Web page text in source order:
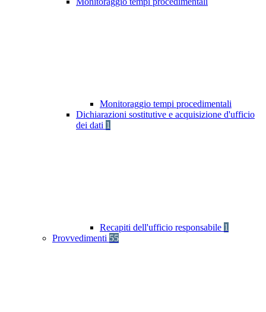
Monitoraggio tempi procedimentali
Dichiarazioni sostitutive e acquisizione d'ufficio
dei dati 1
Recapiti dell'ufficio responsabile 1
Provvedimenti 55